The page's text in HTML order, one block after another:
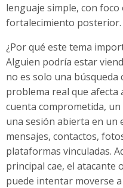
lenguaje simple, con
fortalecimiento posterior.
¿Por qué este tema
Alguien podría estar
no es solo una
problema real que afecta
cuenta comprometida,
una sesión abierta en un
mensajes, contactos,
plataformas vinculadas.
principal cae, el atacante
puede intentar moverse